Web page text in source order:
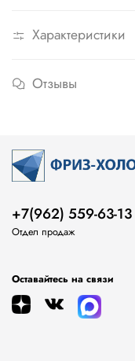
Характеристики
Отзывы
+7(962) 559-63-13
Отдел продаж
Оставайтесь на связи